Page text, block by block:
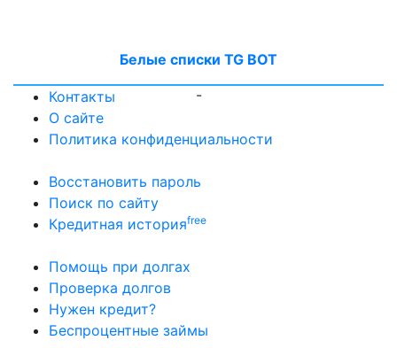
Белые списки TG BOT
-
Контакты
О сайте
Политика конфиденциальности
Восстановить пароль
Поиск по сайту
Кредитная историяfree
Помощь при долгах
Проверка долгов
Нужен кредит?
Беспроцентные займы